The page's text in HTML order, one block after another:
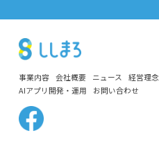
事業内容 会社概要 ニュース 経営理念
AIアプリ開発・運用
お問い合わせ